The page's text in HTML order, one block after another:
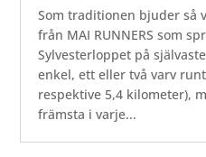
Som traditionen bjuder så
från MAI RUNNERS som
Sylvesterloppet på
enkel, ett eller två varv
respektive 5,4 kilometer),
främsta i varje...